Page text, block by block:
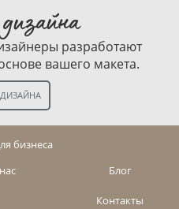
разработают
вашего макета.
бизнеса
Блог
Контакты